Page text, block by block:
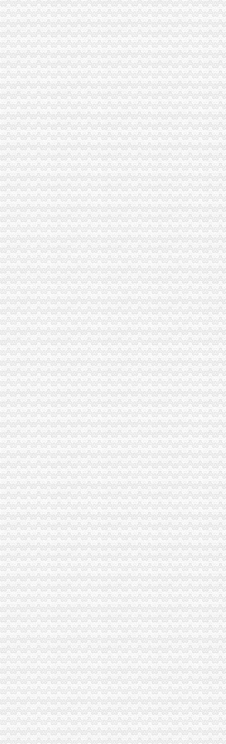
[重庆茶园新区]某科技公司新建厂区技术中心1号楼建筑施工图-办公建
重庆开发商争相入驻茶园新区南岸商圈添新商业-铜房网
重庆到家了网络科技有限公司南岸区茶园新区分公司_【电话地址_招聘
【茶园新区财务主管招聘|茶园新区审计主管招聘|茶园新区统计主管招
【重庆茶园新区财务助理招聘网_财务助理招聘信息】-重庆智联招聘
【重庆南岸茶园新区财务/审计/税务招聘网|2018年重庆南岸茶园新区财
重庆招聘财务助理/会计助理_重庆市一方财务代理有限公司招聘-汇博网
重庆南岸茶园新区管委会财务处,财务管理培训,财务管理知识-报名
重庆南岸茶园新区财务总监招聘网_重庆南岸茶园新区财务总监人才网_
重庆市茶园新区建设开发（集团）有限公司_【信用信息_诉讼信息_财
南岸区上市公司招聘_重庆茶园新区上市公司招聘信息_求职找工作-重
【58同城】重庆南岸茶园新区工商注册_公司注册代理_代办注册公司价
重庆南岸茶园新区财务软件培训,重庆南岸茶园新区财务软件培训班,
汽车人才-重庆-财务-张先生-重庆市茶园新区管委会|汽车人招聘网
【重庆茶园新区行政招聘网_行政招聘信息】-重庆智联招聘
重庆茶园新区预决算经理招聘（2018年）-职友集（让就业决策更聪明
重庆市茶园新区开发建设管理委员会_【电话地址_招聘信息_注册信息_
南岸区茶园新区出纳招聘_重庆天作家具有限公司招聘信息_联英人才网
【重庆茶园新区公司业务招聘网_公司业务招聘信息】-重庆智联招聘
重庆茶园新区_新浪博客
【茶园新区财务总监人才网|茶园新区财务总监求职|茶园新区财务经理
重庆茶园新区附近出纳招聘|重庆茶园新区附近出纳职位信息汇总|重庆
茶园新区新春上班第一天,郑区长一行视察茶园新区-重庆市南岸区人
重庆茶园新区融资招聘（2018年）-职友集（让就业决策更聪明）
重庆副总裁/副总经理：茶园新区高薪诚聘副总-重庆爱问分类
重庆南岸茶园新区会计实务培训,重庆南岸茶园新区会计实操培训班,
【58同城】茶园新区商业纠纷咨询_茶园新区经济纠纷咨询
茶园新区通江大道北段绿化养护招标公告-中国采招网
南岸区茶园新区通江大道地下通道物业管理招标公告_中国招标网_重庆
中海建国际招标有限责任公司关于茶园新区通江大道北段绿化养护项目
南岸区茶园新区东港工业园管委会
重庆南岸茶园新区财会英语培训,重庆南岸茶园新区财会英语培训班,
中铁山水一舍小区租房,三室二厅,南岸茶园新区中铁山水一舍139
【茶园新区同景信息】赶集网
合富锦绣重庆茶园新区汇景苑a区项目营销方案地产资料.ppt全文-研究
5月9日茶园新区通江大道北段绿化养护项目（第二次）-十环招标网
付3.5万包干,买茶园新区洋房,后期可,重庆南岸茶园新区同
重庆市茶园新区供水管网二期工程（横十四路KO+00-K1+535.265、纵
茶园新区A区范围绿化养护项目采购公告（项目编号=0819-
【重庆茶园新区二手电视转让_交易市场】-重庆赶集网
茶园新区科技创业中心及综合管理大楼物业管理（第二次）招标公告-
重庆市茶园新区供水加泵站设计招标公告-污水处理勘察设计
重庆茶园新区静一总部基地项目市场研究报告133p2012年2月总部区
茶园新区ZT项目的可行研究
南岸区茶园新区通江大道地下通道物业管理（17C0151）采购公告_
重庆南岸茶园新区锅炉工招聘网_重庆南岸茶园新区锅炉工人才网_重庆
新加坡商业巨擘中国秀重庆茶园新区亮“商业王牌”_中国频道_红网
重庆南岸茶园新区校长招聘网_重庆南岸茶园新区校长人才网_重庆南岸
重庆市茶园新区供水管网二期工程鹿角组团北区供水加_北京海淀保
茶园精装修3房,位置当道,小区房,只需拎包入住,重庆南岸茶园新
茶园新区新春上班第一天, 郑区长一行视察茶园新区_重庆茶园新区_
中国银行股份有限公司重庆茶园新区支行_【电话地址_招聘信息_注册